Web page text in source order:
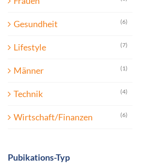
Gesundheit (6)
Lifestyle (7)
Männer (1)
Technik (4)
Wirtschaft/Finanzen (6)
Pubikations-Typ